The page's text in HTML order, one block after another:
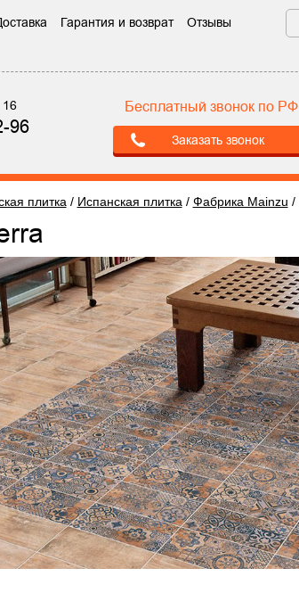
Гарантия и возврат
Отзывы
96
Бесплатный звонок по РФ
Заказать звонок
плитка / Испанская плитка / Фабрика Mainzu /